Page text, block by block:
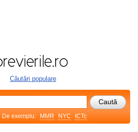
Căutări populare
De exemplu: MMR NYC ICTc